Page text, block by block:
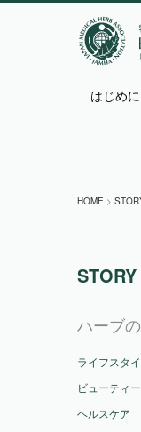
はじめに
HOME >
STORY
ハーブ
ライフスタ
ビューティー
ヘルスケア